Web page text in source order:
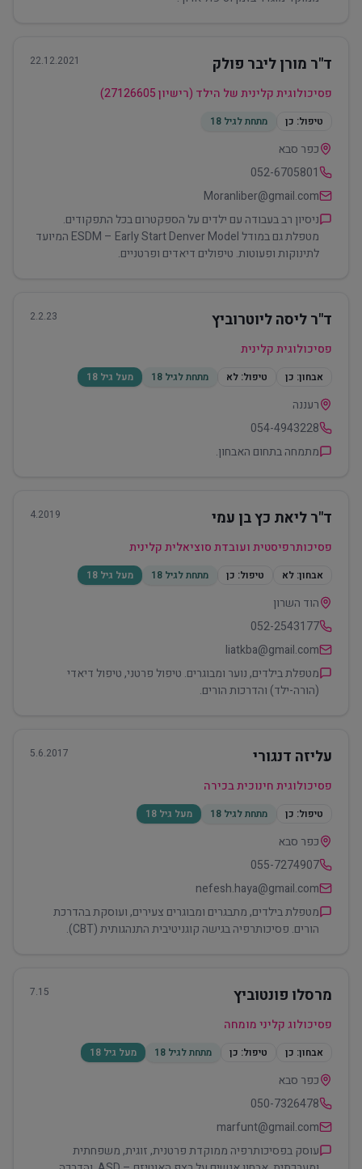
ד"ר מורן ליבר פולק 22.12.2021
פסיכולוגית קלינית של הילד (רישיון 27126605)
טיפול: כן מתחת לגיל 18
כפר סבא
052-6705801
Moranliber@gmail.com
ניסיון רב בעבודה עם ילדים על הספקטרום בכל התפקודים.
מטפלת גם במודל ESDM – Early Start Denver Model המיועד
לתינוקות ופעוטות. טיפולים דיאדים ופרטניים.
ד"ר ליסה ליוטרוביץ 2.2.23
פסיכולוגית קלינית
אבחון: כן טיפול: לא מתחת לגיל 18 מעל גיל 18
רעננה
054-4943228
מתמחה בתחום האבחון.
ד"ר ליאת כץ בן עמי 4.2019
פסיכותרפיסטית ועובדת סוציאלית קלינית
אבחון: לא טיפול: כן מתחת לגיל 18 מעל גיל 18
הוד השרון
052-2543177
liatkba@gmail.com
מטפלת בילדים, נוער ומבוגרים. טיפול פרטני, טיפול דיאדי
(הורה-ילד) והדרכות הורים.
עליזה דנגורי 5.6.2017
פסיכולוגית חינוכית בכירה
טיפול: כן מתחת לגיל 18 מעל גיל 18
כפר סבא
055-7274907
nefesh.haya@gmail.com
מטפלת בילדים, מתבגרים ומבוגרים צעירים, ועוסקת בהדרכת
הורים. פסיכותרפיה בגישה קוגניטיבית התנהגותית (CBT).
מרסלו פונטוביץ 7.15
פסיכולוג קליני מומחה
אבחון: כן טיפול: כן מתחת לגיל 18 מעל גיל 18
כפר סבא
050-7326478
marfunt@gmail.com
עוסק בפסיכותרפיה ממוקדת פרטנית, זוגית, משפחתית